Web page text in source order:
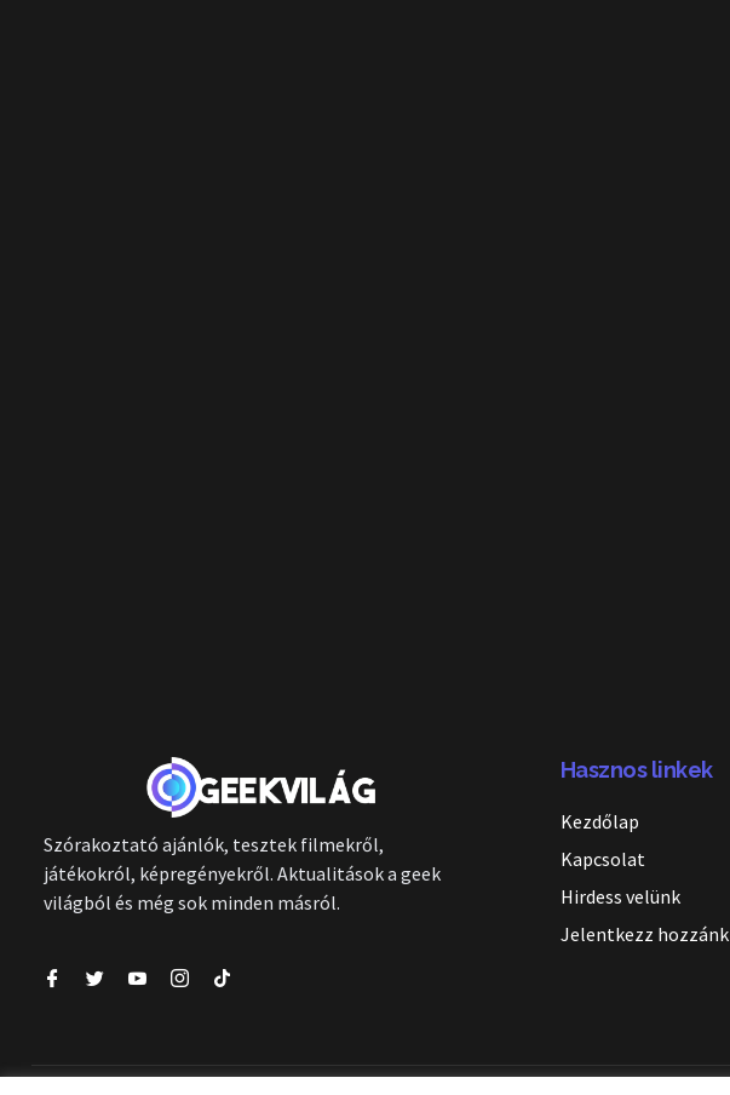
Szórakoztató ajánlók, tesztek filmekről,
játékokról, képregényekről. Aktualitások a geek
világból és még sok minden másról.
Hasznos linkek
Kezdőlap
Kapcsolat
Hirdess velünk
Jelentkezz hozzánk